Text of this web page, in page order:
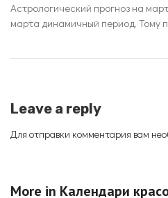
Астрологический прогноз на
марта динамичный период. Тому
Leave a reply
Для отправки комментария вам
More in Календари